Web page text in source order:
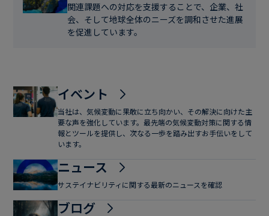
ナ
ン
関連課題への対応を支援することで、企業、社
会、そして地球全体のニーズを調和させた進展
を促進しています。
イベント
当社は、気候変動に果敢に立ち向かい、その解決に向けた主
要な声を強化しています。最先端の気候変動対策に関する情
報とツールを提供し、次なる一歩を踏み出すお手伝いをして
います。
ニュース
サステイナビリティに関する最新のニュースを確認
ブログ